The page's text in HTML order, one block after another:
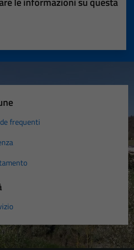
5 stelle su 5
su 5
su 5
5
frequenti